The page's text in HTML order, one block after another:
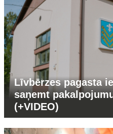
Līvbērzes pagasta
saņemt
(+VIDEO)